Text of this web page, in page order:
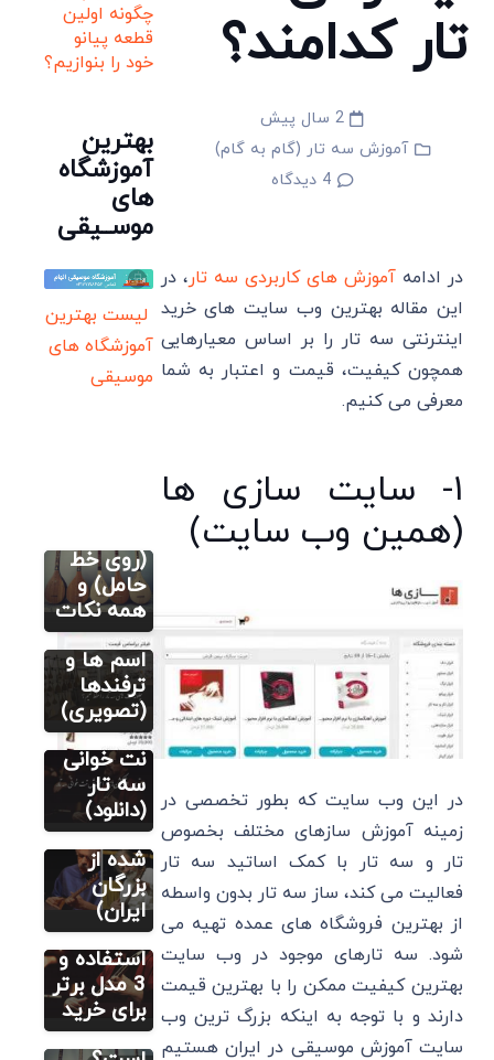
تار کدامند؟
2 سال پیش
آموزش سه تار (گام به گام)
4 دیدگاه
در ادامهآموزش های کاربردی سه تار، در
این مقاله بهترین وب سایت های خرید
اینترنتی سه تار را بر اساس معیارهایی
همچون کیفیت، قیمت و اعتبار به شما
معرفی می کنیم.
۱- سایت سازی ها
(همین وب سایت)
در این وب سایت که بطور تخصصی در
زمینه آموزش سازهای مختلف بخصوص
تار و سه تار با کمک اساتید سه تار
فعالیت می کند، ساز سه تار بدون واسطه
از بهترین فروشگاه های عمده تهیه می
شود. سه تارهای موجود در وب سایت
بهترین کیفیت ممکن را با بهترین قیمت
دارند و با توجه به اینکه بزرگ ترین وب
سایت آموزش موسیقی در ایران هستیم
چگونه اولین
قطعه پیانو
خود را بنوازیم؟
بهترین
آموزشگاه
های
موســیقی
لیست بهترین
آموزشگاه های
موسیقی
(روی خط
حامل) و
همه نکات
چگونه نت
های سه
تار را حفظ
کنیم؟
اسم ها و
ترفندها
(تصویری)
آموزش اصولی
تار
3 بهترین
اپلیکیشن
آموزش
نت خوانی
سه تار
(دانلود)
آموزش سه تار
(گام به گام)
سه تار بی
کلام
غمگین
(دانلود 20
اثر برتر
گلچین
شده از
بزرگان
ایران)
آموزش سه تار
(گام به گام)
مضراب
سه تار:
انواع آن،
نکات
استفاده و
3 مدل برتر
برای خرید
آموزش سه تار
(گام به گام)
آیا
یادگیری
سه تار
سخت